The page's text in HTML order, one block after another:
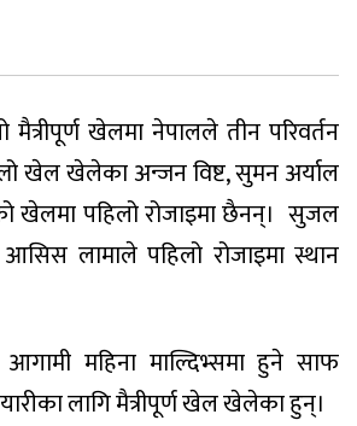
मैत्रीपूर्ण खेलमा नेपालले तीन परिवर्तन
खेल खेलेका अन्जन विष्ट, सुमन अर्याल
खेलमा पहिलो रोजाइमा छैनन्। सुजल
आसिस लामाले पहिलो रोजाइमा स्थान
महिना माल्दिभ्समा हुने साफ
लागि मैत्रीपूर्ण खेल खेलेका हुन्।